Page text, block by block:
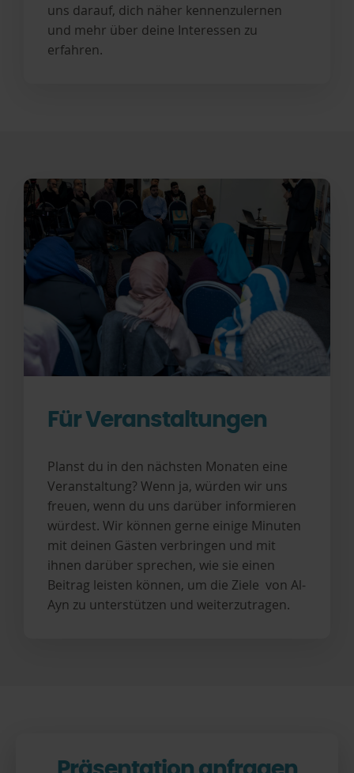
uns darauf, dich näher kennenzulernen
und mehr über deine Interessen zu
erfahren.
Für Veranstaltungen
Planst du in den nächsten Monaten eine
Veranstaltung? Wenn ja, würden wir uns
freuen, wenn du uns darüber informieren
würdest. Wir können gerne einige Minuten
mit deinen Gästen verbringen und mit
ihnen darüber sprechen, wie sie einen
Beitrag leisten können, um die Ziele von Al-
Ayn zu unterstützen und weiterzutragen.